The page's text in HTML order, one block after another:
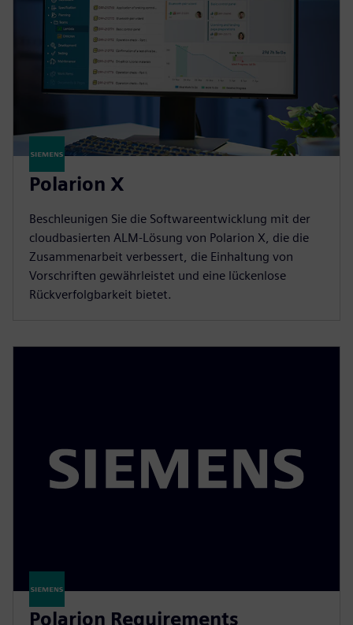
Polarion X
Beschleunigen Sie die Softwareentwicklung mit der
cloudbasierten ALM-Lösung von Polarion X, die die
Zusammenarbeit verbessert, die Einhaltung von
Vorschriften gewährleistet und eine lückenlose
Rückverfolgbarkeit bietet.
Polarion Requirements